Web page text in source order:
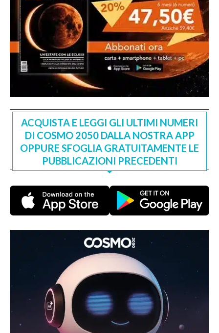
ACQUISTA E LEGGI GLI ULTIMI NUMERI
DI COSMO 2050 DALLA NOSTRA APP
OPPURE SFOGLIA GRATUITAMENTE LE
PUBBLICAZIONI PRECEDENTI